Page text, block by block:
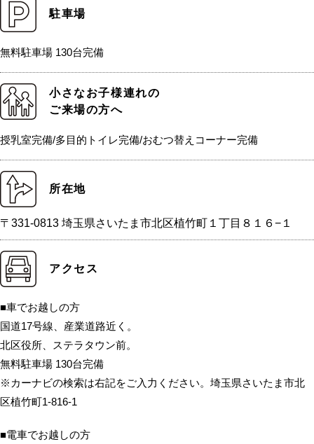
駐車場
無料駐車場 130台完備
小さなお子様連れの
ご来場の方へ
授乳室完備/多目的トイレ完備/おむつ替えコーナー完備
所在地
〒331-0813 埼玉県さいたま市北区植竹町１丁目８１６−１
アクセス
■車でお越しの方
国道17号線、産業道路近く。
北区役所、ステラタウン前。
無料駐車場 130台完備
※カーナビの検索は右記をご入力ください。埼玉県さいたま市北
区植竹町1-816-1
■電車でお越しの方